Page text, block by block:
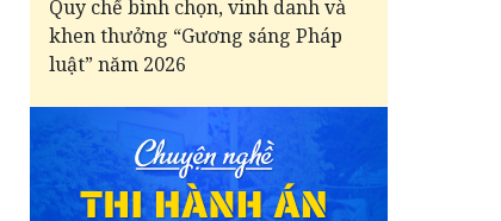
Quy chế bình chọn, vinh danh và
khen thưởng “Gương sáng Pháp
luật” năm 2026